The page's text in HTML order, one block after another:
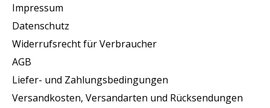
Impressum
Datenschutz
Widerrufsrecht für Verbraucher
AGB
Liefer- und Zahlungsbedingungen
Versandkosten, Versandarten und Rücksendungen